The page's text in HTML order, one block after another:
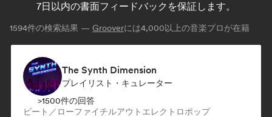
7日以内の書面フィードバックを保証します。
1594件の検索結果 — Grooverには4,000以上の音楽プロが在籍
The Synth Dimension
プレイリスト・キュレーター
>1500件の回答
ビート／ローファイチルアウト エレクトロポップ